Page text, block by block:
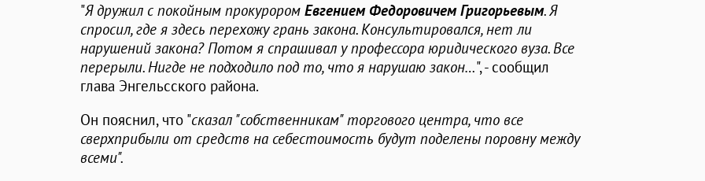
"Я дружил с покойным прокурором Евгением Федоровичем Григорьевым. Я
спросил, где я здесь перехожу грань закона. Консультировался, нет ли
нарушений закона? Потом я спрашивал у профессора юридического вуза. Все
перерыли. Нигде не подходило под то, что я нарушаю закон…", - сообщил
глава Энгельсского района.
Он пояснил, что "сказал "собственникам" торгового центра, что все
сверхприбыли от средств на себестоимость будут поделены поровну между
всеми".